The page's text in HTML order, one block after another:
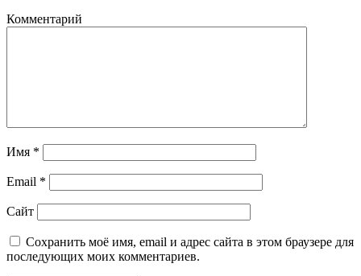
Комментарий
Имя *
Email *
Сайт
Сохранить моё имя, email и адрес сайта в этом браузере для
последующих моих комментариев.